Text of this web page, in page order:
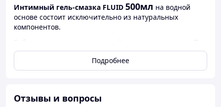
Интимный гель-смазка FLUID 500мл на водной
основе состоит исключительно из натуральных
компонентов.
этом обладая отличными характеристиками
интимных лубрикантов.
Подробнее
Отзывы и вопросы